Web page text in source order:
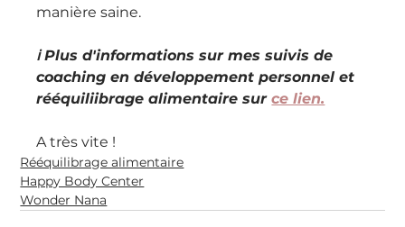
manière saine.
ℹ️ Plus d'informations sur mes suivis de
coaching en développement personnel et
rééquiliibrage alimentaire sur ce lien.
A très vite !
Rééquilibrage alimentaire
Happy Body Center
Wonder Nana